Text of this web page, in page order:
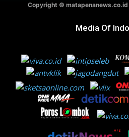
Copyright ©
Media Of